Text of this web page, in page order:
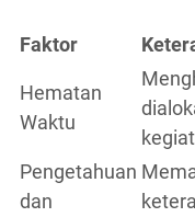
Faktor
Hematan
Waktu
Pengetahuan
dan